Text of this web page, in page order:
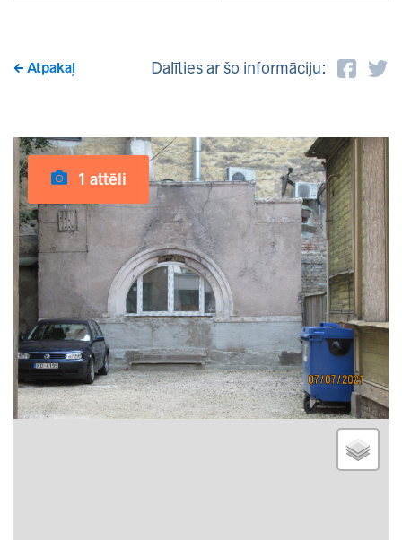
Atpakaļ Dalīties ar šo informāciju:
1 attēli